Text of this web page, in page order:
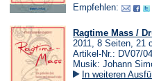
Empfehlen:
Ragtime Mass /
2011, 8 Seiten, 21
Artikel-Nr.: DV07/04
Musik: Johann
In weiteren